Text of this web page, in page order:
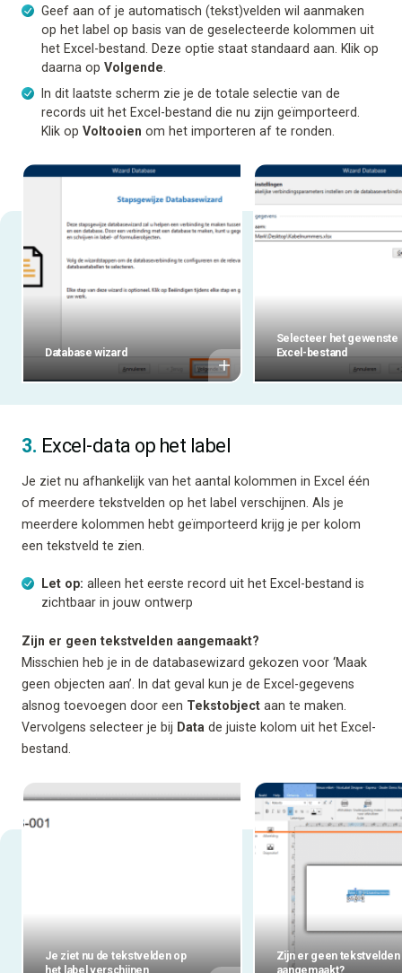
Geef aan of je automatisch (tekst)velden wil aanmaken
op het label op basis van de geselecteerde kolommen uit
het Excel-bestand. Deze optie staat standaard aan. Klik op
daarna op Volgende
In dit laatste scherm zie je de totale selectie van de
records uit het Excel-bestand die nu zijn geïmporteerd.
Klik op Voltooien om het importeren af te ronden.
Database wizard
Selecteer het gewenste
Excel-bestand
3. Excel-data op het label
Je ziet nu afhankelijk van het aantal kolommen in Excel één
of meerdere tekstvelden op het label verschijnen. Als je
meerdere kolommen hebt geïmporteerd krijg je per kolom
een tekstveld te zien.
Let op: alleen het eerste record uit het Excel-bestand is
zichtbaar in jouw ontwerp
Zijn er geen tekstvelden aangemaakt?
Misschien heb je in de databasewizard gekozen voor ‘Maak
geen objecten aan’. In dat geval kun je de Excel-gegevens
alsnog toevoegen door een Tekstobject aan te maken.
Vervolgens selecteer je bij Data de juiste kolom uit het Excel-
bestand.
Je ziet nu de tekstvelden op
het label verschijnen
Zijn er geen tekstvelden
aangemaakt?